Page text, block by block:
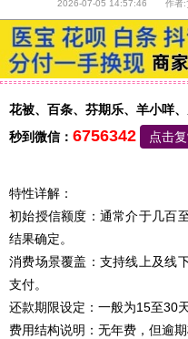
2026-07-05 14:57:46 作者:
花被、百条、芬期乐、羊小咩
秒到微信： 6756342 点击复
特性详解：
初始授信额度：通常介于几百
结果确定。
消费场景覆盖：支持线上及线
支付。
还款期限设定：一般为15至30
费用结构说明：无年费，但逾